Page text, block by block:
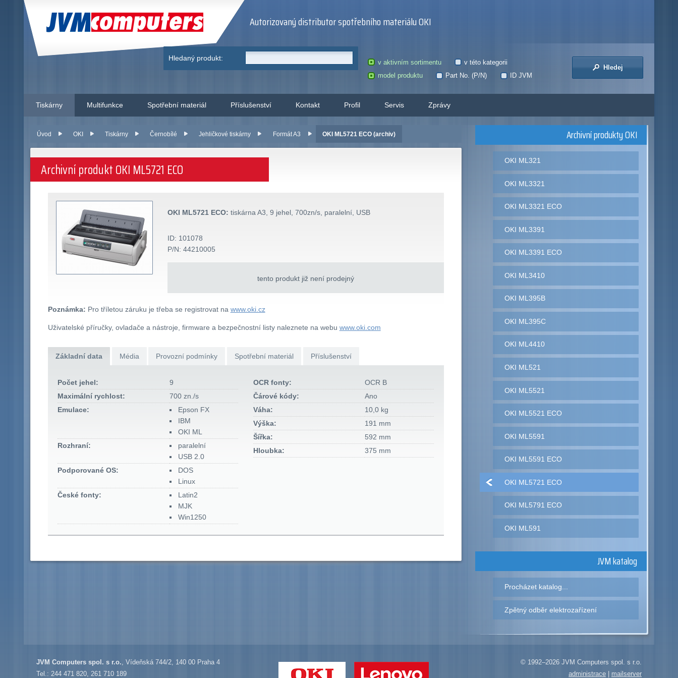
JVM Computers Autorizovaný distributor spotřebního materiálu OKI
Hledaný produkt:
v aktivním sortimentu
v této kategorii
model produktu
Part No. (P/N) ID JVM
Hledej
Tiskárny Multifunkce Spotřební materiál Příslušenství Kontakt Profil Servis Zprávy
Úvod OKI Tiskárny Černobílé Jehličkové tiskárny Formát A3 OKI ML5721 ECO (archiv)
Archivní produkt OKI ML5721 ECO
OKI ML5721 ECO: tiskárna A3, 9 jehel, 700zn/s, paralelní, USB
ID: 101078
P/N: 44210005
tento produkt již není prodejný
Poznámka: Pro tříletou záruku je třeba se registrovat na www.oki.cz
Uživatelské příručky, ovladače a nástroje, firmware a bezpečnostní listy naleznete na webu www.oki.com
Základní data Média Provozní podmínky Spotřební materiál Příslušenství
Počet jehel:
9
Maximální rychlost:
700 zn./s
Emulace:
Epson FX
IBM
OKI ML
Rozhraní:
paralelní
USB 2.0
Podporované OS:
DOS
Linux
České fonty:
Latin2
MJK
Win1250
OCR fonty:
OCR B
Čárové kódy:
Ano
Váha:
10,0 kg
Výška:
191 mm
Šířka:
592 mm
Hloubka:
375 mm
Archivní produkty OKI
OKI ML321
OKI ML3321
OKI ML3321 ECO
OKI ML3391
OKI ML3391 ECO
OKI ML3410
OKI ML395B
OKI ML395C
OKI ML4410
OKI ML521
OKI ML5521
OKI ML5521 ECO
OKI ML5591
OKI ML5591 ECO
OKI ML5721 ECO
OKI ML5791 ECO
OKI ML591
JVM katalog
Procházet katalog...
Zpětný odběr elektrozařízení
JVM Computers spol. s r.o., Vídeňská 744/2, 140 00 Praha 4
Tel.: 244 471 820, 261 710 189
© 1992–2026 JVM Computers spol. s r.o.
administrace
mailserver